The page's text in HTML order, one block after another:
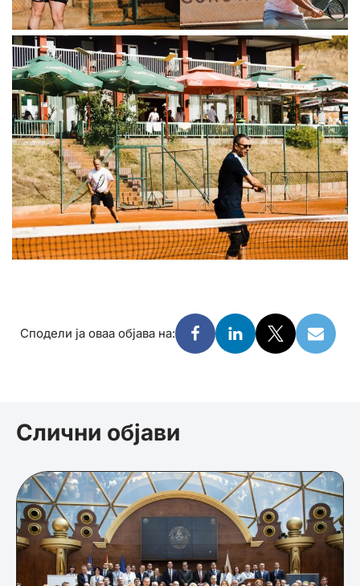
Сподели ја оваа објава на:
Слични објави